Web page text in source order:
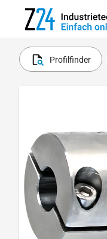
Profilfinder